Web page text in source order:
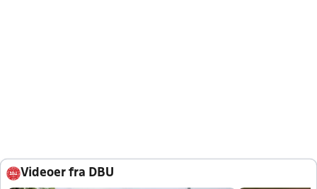
Videoer fra DBU